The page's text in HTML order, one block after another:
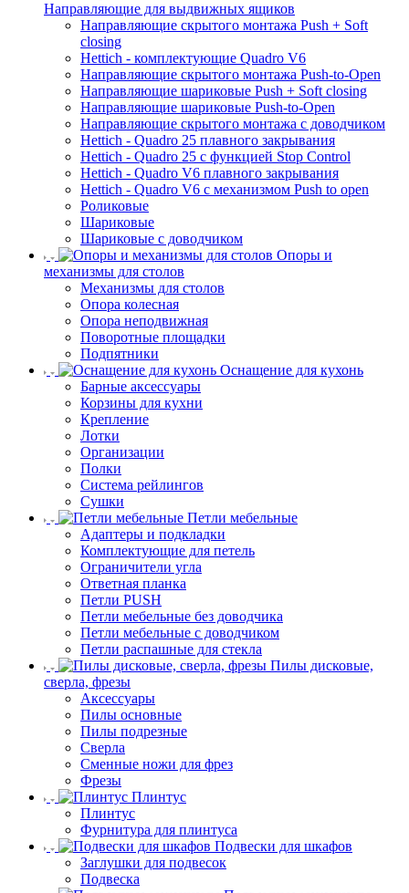
Направляющие для выдвижных ящиков
Направляющие скрытого монтажа Push + Soft
closing
Hettich - комплектующие Quadro V6
Направляющие скрытого монтажа Push-to-Open
Направляющие шариковые Push + Soft closing
Направляющие шариковые Push-to-Open
Направляющие скрытого монтажа с доводчиком
Hettich - Quadro 25 плавного закрывания
Hettich - Quadro 25 с функцией Stop Control
Hettich - Quadro V6 плавного закрывания
Hettich - Quadro V6 с механизмом Push to open
Роликовые
Шариковые
Шариковые с доводчиком
Опоры и
механизмы для столов
Механизмы для столов
Опора колесная
Опора неподвижная
Поворотные площадки
Подпятники
Оснащение для кухонь
Барные аксессуары
Корзины для кухни
Крепление
Лотки
Организации
Полки
Система рейлингов
Сушки
Петли мебельные
Адаптеры и подкладки
Комплектующие для петель
Ограничители угла
Ответная планка
Петли PUSH
Петли мебельные без доводчика
Петли мебельные с доводчиком
Петли распашные для стекла
Пилы дисковые,
сверла, фрезы
Аксессуары
Пилы основные
Пилы подрезные
Сверла
Сменные ножи для фрез
Фрезы
Плинтус
Плинтус
Фурнитура для плинтуса
Подвески для шкафов
Заглушки для подвесок
Подвеска